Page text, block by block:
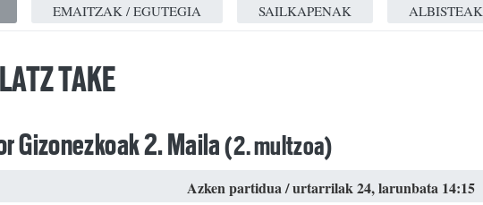
EMAITZAK / EGUTEGIA SAILKAPENAK ALBISTEAK
TAKE
Gizonezkoak 2. Maila(2. multzoa)
Azken partidua / urtarrilak 24, larunbata 14:15